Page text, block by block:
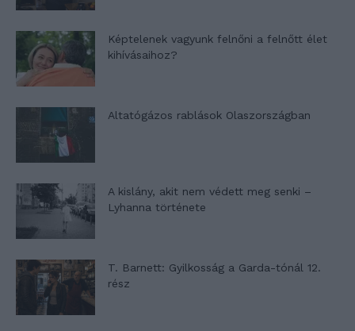
Képtelenek vagyunk felnőni a felnőtt élet
kihívásaihoz?
Altatógázos rablások Olaszországban
A kislány, akit nem védett meg senki –
Lyhanna története
T. Barnett: Gyilkosság a Garda-tónál 12.
rész